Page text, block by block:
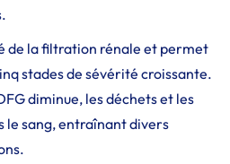
de la filtration rénale et permet
stades de sévérité croissante.
diminue, les déchets et les
le sang, entraînant divers